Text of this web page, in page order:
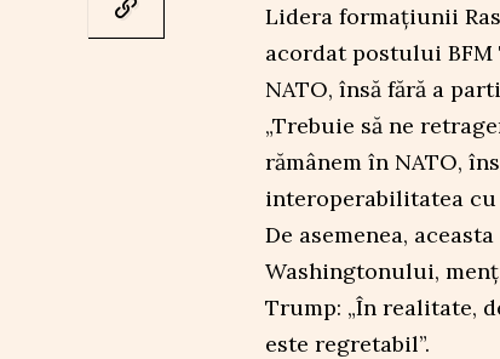
Lidera formațiunii
acordat postului BFM
NATO, însă fără a
„Trebuie să ne
rămânem în NATO,
interoperabilitatea cu
De asemenea,
Washingtonului,
Trump: „În realitate,
este regretabil”.